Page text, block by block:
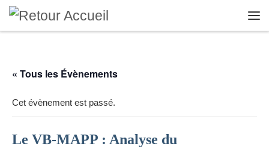
Skip to content
« Tous les Évènements
Cet évènement est passé.
Le VB-MAPP : Analyse du